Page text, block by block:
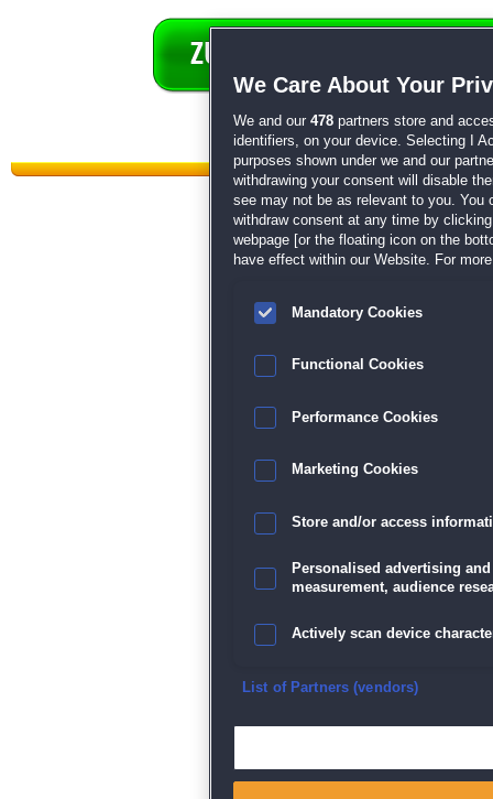
Datenschutz| AGB|Impressum
We Care About Your
We and our 478 partners store and
identifiers, on your device. Selecting I
purposes shown under we and our
withdrawing your consent will disable
see may not be as relevant to you. You
withdraw consent at any time by
webpage [or the floating icon on the
have effect within our Website. For
Mandatory Cookies
Functional Cookies
Performance Cookies
Marketing Cookies
Store and/or access
Personalised advertising
measurement, audience
Actively scan device
Ensure security, prevent
List of Partners (vendors)